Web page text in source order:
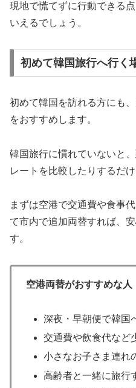
現地で慌てずに行動できる
いえるでしょう。
初めて韓国旅行へ行く
初めて韓国を訪れる方にも
をおすすめします。
韓国旅行に慣れていないと
レートを比較したりするだ
まずは空港で交通費や食事
て市内で追加両替すれば、
す。
空港両替がおすすめな人
深夜・早朝便で韓国
交通費や飲食代など
小さなお子さま連れ
高齢者と一緒に旅行